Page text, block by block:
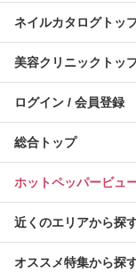
ネイルカタログトッ
美容クリニックトッ
ログイン / 会員登録
総合トップ
ホットペッパービュ
近くのエリアから探
オススメ特集から探